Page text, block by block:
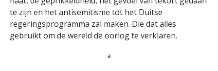
te zijn en het antisemitisme tot het Duitse
regeringsprogramma zal maken. Die dat alles
gebruikt om de wereld de oorlog te verklaren.
*